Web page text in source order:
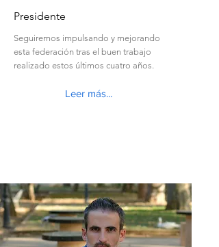
Presidente
Seguiremos impulsando y mejorando
esta federación tras el buen trabajo
realizado estos últimos cuatro años.
Leer más...